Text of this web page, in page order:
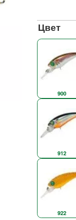
Цвет
900
912
922